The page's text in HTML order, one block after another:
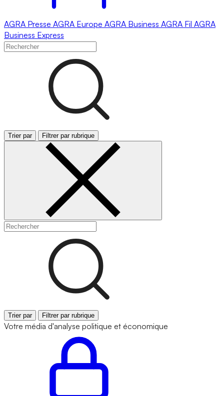
AGRA Presse AGRA Europe AGRA Business AGRA Fil AGRA
Business Express
Trier par Filtrer par rubrique
Trier par Filtrer par rubrique
Votre média d'analyse politique et économique